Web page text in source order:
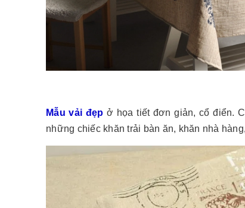
Mẫu vải đẹp ở họa tiết đơn giản, cổ điển.
những chiếc khăn trải bàn ăn, khăn nhà